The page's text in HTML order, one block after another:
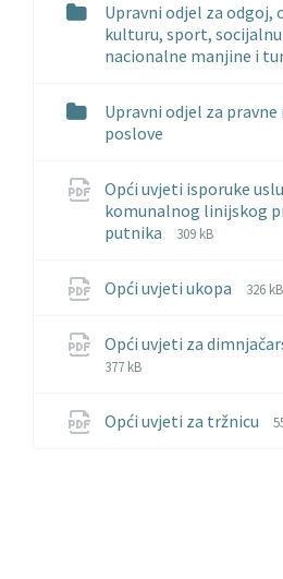
Upravni odjel za odgoj,
kulturu, sport,
nacionalne manjine i
Upravni odjel za pravne
poslove
Opći uvjeti isporuke
komunalnog linijskog
putnika
File
File
309 kB
Opći uvjeti ukopa
File
File
326 kB
Opći uvjeti za
377 kB
Opći uvjeti za tržnicu